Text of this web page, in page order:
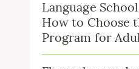
Language
How to Choose
Program for